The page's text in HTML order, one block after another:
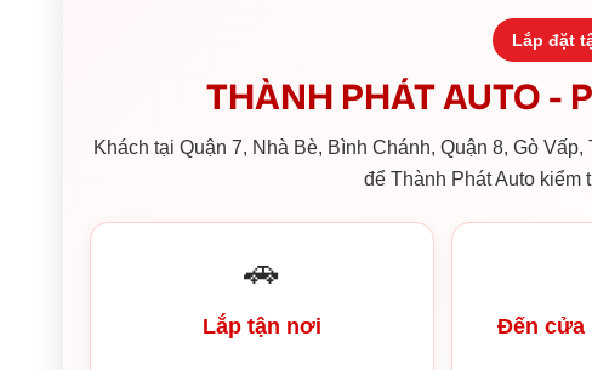
Lắp đặt
THÀNH PHÁT AUTO -
Khách tại Quận 7, Nhà Bè, Bình Chánh, Quận 8, Gò
để Thành Phát Auto kiểm
🚗
Lắp tận nơi Đến cửa